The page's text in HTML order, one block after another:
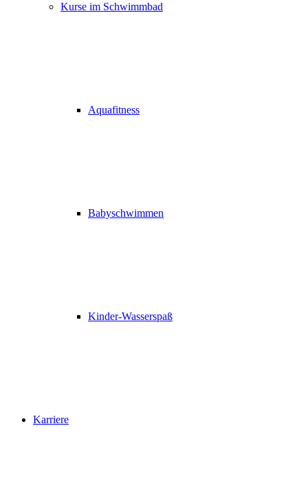
Kurse im Schwimmbad
Aquafitness
Babyschwimmen
Kinder-Wasserspaß
Karriere